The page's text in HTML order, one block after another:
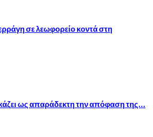
σε λεωφορείο κοντά στη
ως απαράδεκτη την απόφαση της…